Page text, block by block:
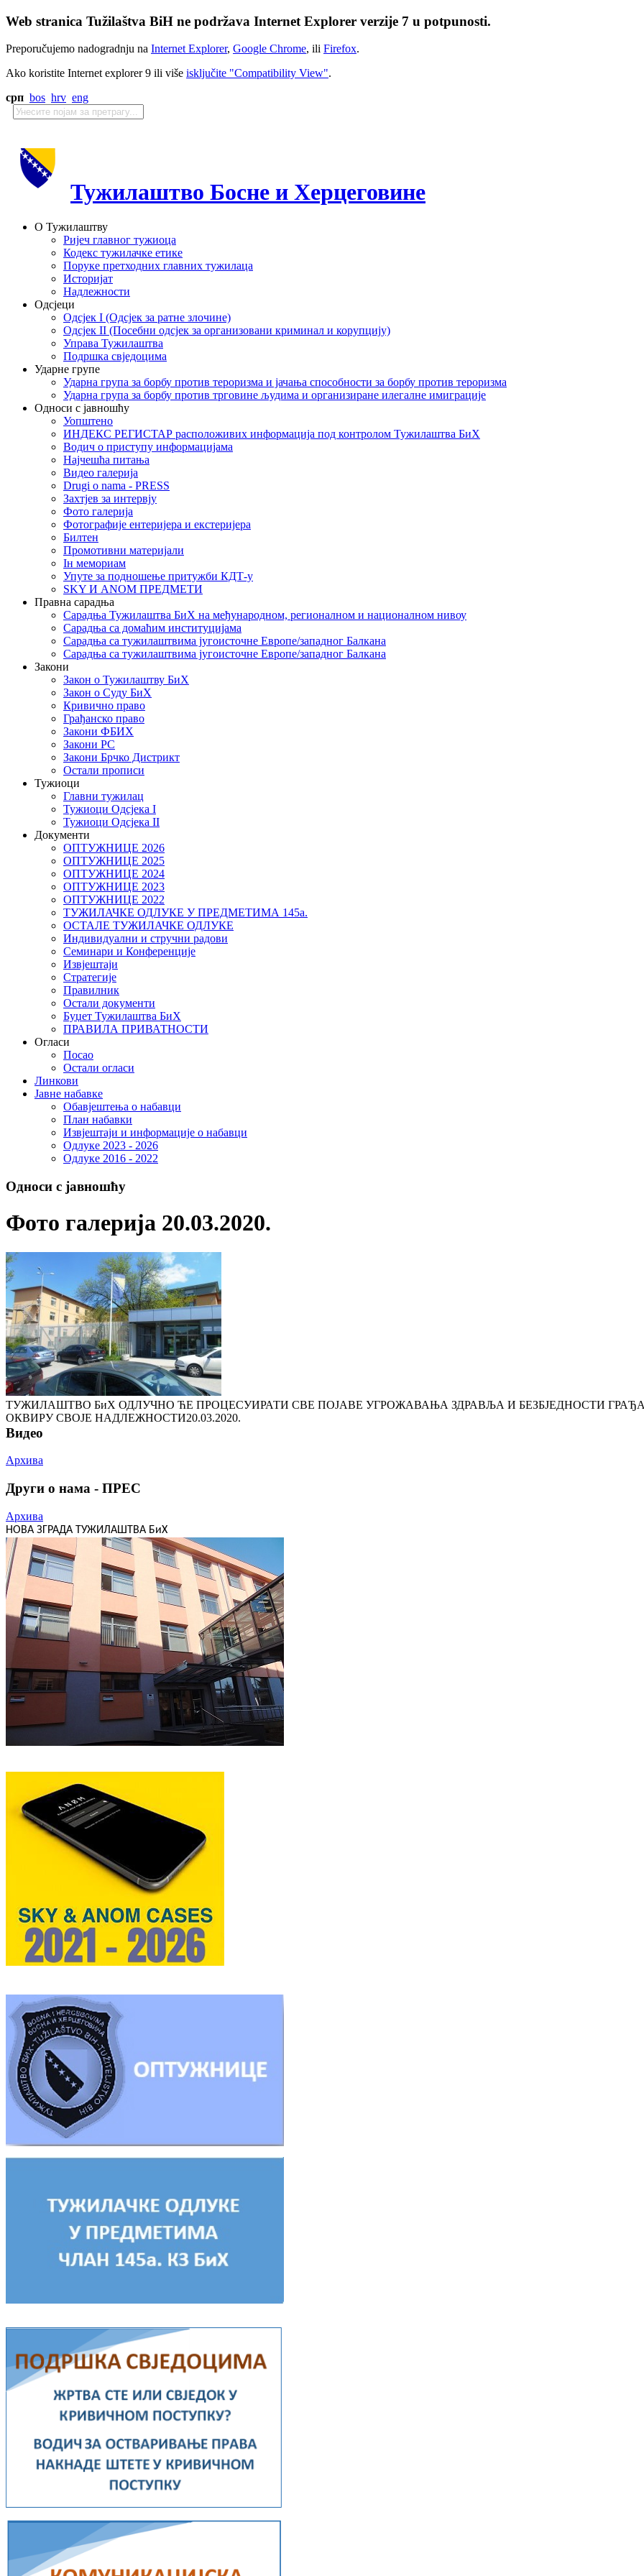
Web stranica Tužilaštva BiH ne podržava Internet Explorer verzije 7 u potpunosti.
Preporučujemo nadogradnju na Internet Explorer, Google Chrome, ili Firefox.
Ako koristite Internet explorer 9 ili više isključite "Compatibility View".
срп bos hrv eng
Тужилаштво Босне и Херцеговине
О Тужилаштву
Ријеч главног тужиоца
Кодекс тужилачке етике
Поруке претходних главних тужилаца
Историјат
Надлежности
Одсјеци
Одсјек I (Одсјек за ратне злочине)
Одсјек II (Посебни одсјек за организовани криминал и корупцију)
Управа Тужилаштва
Подршка свједоцима
Ударне групе
Ударна група за борбу против тероризма и јачања способности за борбу против тероризма
Ударна група за борбу против трговине људима и организиране илегалне имиграције
Односи с јавношћу
Уопштено
ИНДЕКС РЕГИСТАР расположивих информација под контролом Тужилаштва БиХ
Водич о приступу информацијама
Најчешћа питања
Видео галерија
Drugi o nama - PRESS
Захтјев за интервју
Фото галерија
Фотографије ентеријера и екстеријера
Билтен
Промотивни материјали
Iн мемориам
Упуте за подношење притужби КДТ-у
SKY И ANOM ПРЕДМЕТИ
Правна сарадња
Сарадња Тужилаштва БиХ на међународном, регионалном и националном нивоу
Сарадња са домаћим институцијама
Сарадња са тужилаштвима југоисточне Европе/западног Балкана
Сарадња са тужилаштвима југоисточне Европе/западног Балкана
Закони
Закон о Тужилаштву БиХ
Закон о Суду БиХ
Кривично право
Грађанско право
Закони ФБИХ
Закони РС
Закони Брчко Дистрикт
Остали прописи
Тужиоци
Главни тужилац
Тужиоци Oдсјекa I
Тужиоци Oдсјекa II
Документи
ОПТУЖНИЦЕ 2026
ОПТУЖНИЦЕ 2025
ОПТУЖНИЦЕ 2024
ОПТУЖНИЦЕ 2023
ОПТУЖНИЦЕ 2022
ТУЖИЛАЧКЕ ОДЛУКЕ У ПРЕДМЕТИМА 145а.
ОСТАЛЕ ТУЖИЛАЧКЕ ОДЛУКЕ
Индивидуални и стручни радови
Семинари и Конференције
Извјештаји
Стратегије
Правилник
Остали документи
Буџет Тужилаштва БиХ
ПРАВИЛА ПРИВАТНОСТИ
Огласи
Посао
Остали огласи
Линкови
Јавне набавке
Обавјештења о набавци
План набавки
Извјештаји и информације о набавци
Одлуке 2023 - 2026
Одлуке 2016 - 2022
Односи с јавношћу
Фото галерија 20.03.2020.
ТУЖИЛАШТВО БиХ ОДЛУЧНО ЋЕ ПРОЦЕСУИРАТИ СВЕ ПОЈАВЕ УГРОЖАВАЊА ЗДРАВЉА И БЕЗБЈЕДНОСТИ
ОКВИРУ СВОЈЕ НАДЛЕЖНОСТИ20.03.2020.
Видео
Архива
Други о нама - ПРЕС
Архива
НОВА ЗГРАДА ТУЖИЛАШТВА БиХ